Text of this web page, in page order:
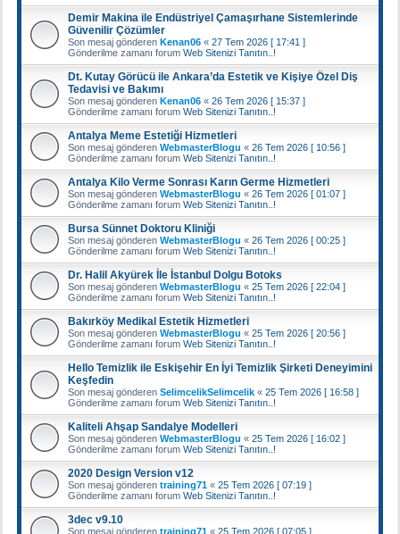
Demir Makina ile Endüstriyel Çamaşırhane Sistemlerinde
Güvenilir Çözümler
Son mesaj gönderen Kenan06 « 27 Tem 2026 [ 17:41 ]
Gönderilme zamanı forum Web Sitenizi Tanıtın..!
Dt. Kutay Görücü ile Ankara’da Estetik ve Kişiye Özel Diş
Tedavisi ve Bakımı
Son mesaj gönderen Kenan06 « 26 Tem 2026 [ 15:37 ]
Gönderilme zamanı forum Web Sitenizi Tanıtın..!
Antalya Meme Estetiği Hizmetleri
Son mesaj gönderen WebmasterBlogu « 26 Tem 2026 [ 10:56 ]
Gönderilme zamanı forum Web Sitenizi Tanıtın..!
Antalya Kilo Verme Sonrası Karın Germe Hizmetleri
Son mesaj gönderen WebmasterBlogu « 26 Tem 2026 [ 01:07 ]
Gönderilme zamanı forum Web Sitenizi Tanıtın..!
Bursa Sünnet Doktoru Kliniği
Son mesaj gönderen WebmasterBlogu « 26 Tem 2026 [ 00:25 ]
Gönderilme zamanı forum Web Sitenizi Tanıtın..!
Dr. Halil Akyürek İle İstanbul Dolgu Botoks
Son mesaj gönderen WebmasterBlogu « 25 Tem 2026 [ 22:04 ]
Gönderilme zamanı forum Web Sitenizi Tanıtın..!
Bakırköy Medikal Estetik Hizmetleri
Son mesaj gönderen WebmasterBlogu « 25 Tem 2026 [ 20:56 ]
Gönderilme zamanı forum Web Sitenizi Tanıtın..!
Hello Temizlik ile Eskişehir En İyi Temizlik Şirketi Deneyimini
Keşfedin
Son mesaj gönderen SelimcelikSelimcelik « 25 Tem 2026 [ 16:58 ]
Gönderilme zamanı forum Web Sitenizi Tanıtın..!
Kaliteli Ahşap Sandalye Modelleri
Son mesaj gönderen WebmasterBlogu « 25 Tem 2026 [ 16:02 ]
Gönderilme zamanı forum Web Sitenizi Tanıtın..!
2020 Design Version v12
Son mesaj gönderen training71 « 25 Tem 2026 [ 07:19 ]
Gönderilme zamanı forum Web Sitenizi Tanıtın..!
3dec v9.10
Son mesaj gönderen training71 « 25 Tem 2026 [ 07:05 ]